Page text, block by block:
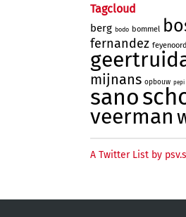
Tagcloud
berg bodo bommel
fernandez feyenoord
mijnans opbouw pepi
sano
veerman
A Twitter List by